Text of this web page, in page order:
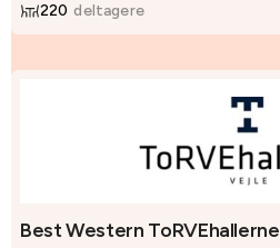
220 deltagere
Best Western ToRVEhallerne